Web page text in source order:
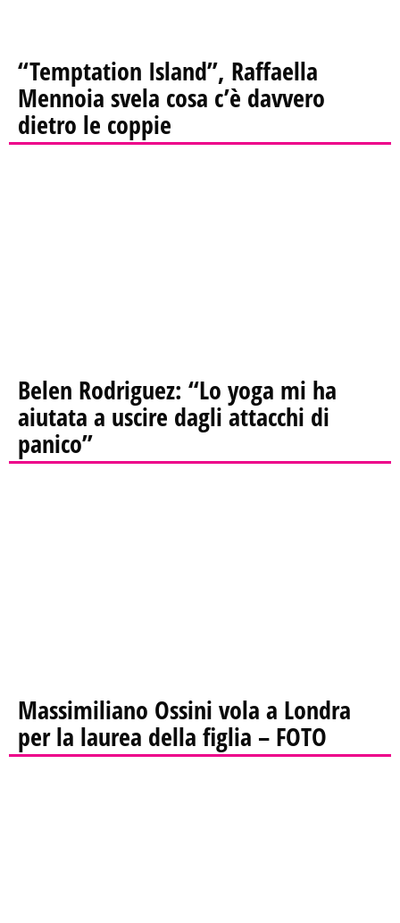
“Temptation Island”, Raffaella
Mennoia svela cosa c’è davvero
dietro le coppie
Belen Rodriguez: “Lo yoga mi ha
aiutata a uscire dagli attacchi di
panico”
Massimiliano Ossini vola a Londra
per la laurea della figlia – FOTO